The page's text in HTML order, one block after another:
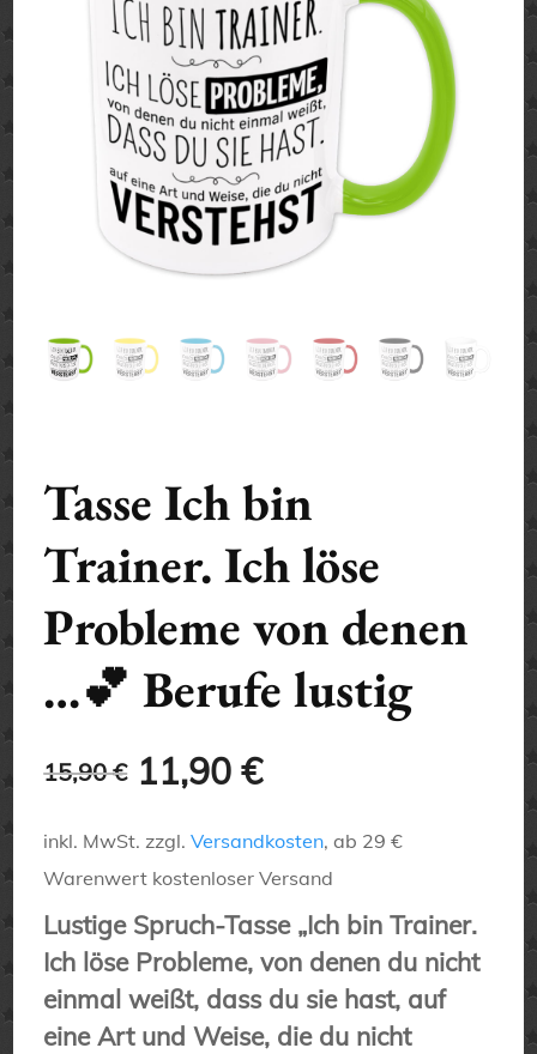
Tasse Ich bin
Trainer. Ich löse
Probleme von denen
…💕 Berufe lustig
15,90€ Ursprünglicher
Preis
war:
15,90 €
11,90€Aktueller
Preis
ist:
11,90 €.
inkl. MwSt. zzgl.Versandkosten, ab 29 €
Warenwert kostenloser Versand
Lustige Spruch-Tasse „Ich bin Trainer.
Ich löse Probleme, von denen du nicht
einmal weißt, dass du sie hast, auf
eine Art und Weise, die du nicht